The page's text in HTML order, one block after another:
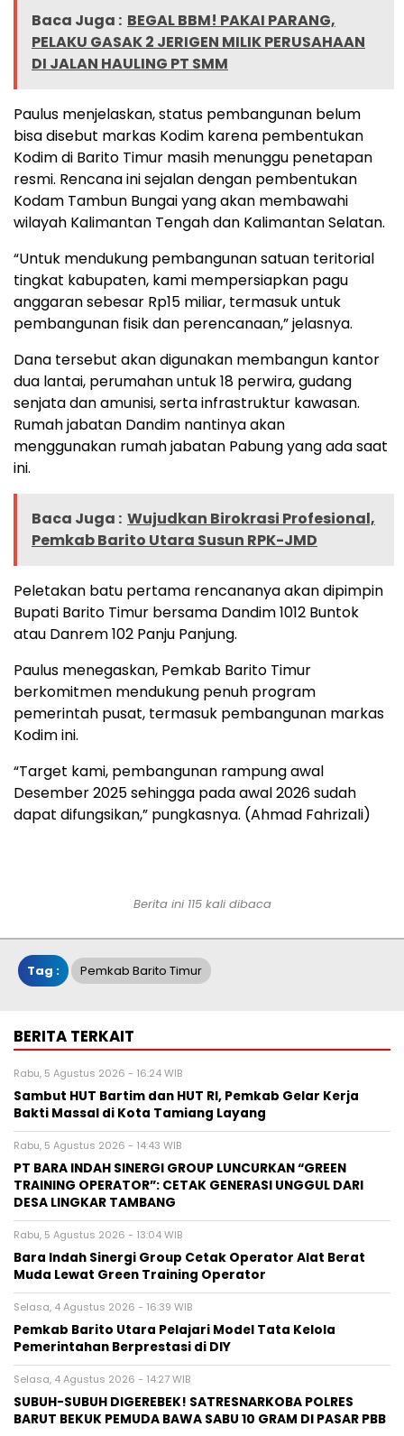
Baca Juga : BEGAL BBM! PAKAI PARANG,
PELAKU GASAK 2 JERIGEN MILIK PERUSAHAAN
DI JALAN HAULING PT SMM
Paulus menjelaskan, status pembangunan belum
bisa disebut markas Kodim karena pembentukan
Kodim di Barito Timur masih menunggu penetapan
resmi. Rencana ini sejalan dengan pembentukan
Kodam Tambun Bungai yang akan membawahi
wilayah Kalimantan Tengah dan Kalimantan Selatan.
“Untuk mendukung pembangunan satuan teritorial
tingkat kabupaten, kami mempersiapkan pagu
anggaran sebesar Rp15 miliar, termasuk untuk
pembangunan fisik dan perencanaan,” jelasnya.
Dana tersebut akan digunakan membangun kantor
dua lantai, perumahan untuk 18 perwira, gudang
senjata dan amunisi, serta infrastruktur kawasan.
Rumah jabatan Dandim nantinya akan
menggunakan rumah jabatan Pabung yang ada saat
ini.
Baca Juga : Wujudkan Birokrasi Profesional,
Pemkab Barito Utara Susun RPK-JMD
Peletakan batu pertama rencananya akan dipimpin
Bupati Barito Timur bersama Dandim 1012 Buntok
atau Danrem 102 Panju Panjung.
Paulus menegaskan, Pemkab Barito Timur
berkomitmen mendukung penuh program
pemerintah pusat, termasuk pembangunan markas
Kodim ini.
“Target kami, pembangunan rampung awal
Desember 2025 sehingga pada awal 2026 sudah
dapat difungsikan,” pungkasnya. (Ahmad Fahrizali)
Berita ini 115 kali dibaca
Tag : Pemkab Barito Timur
BERITA TERKAIT
Rabu, 5 Agustus 2026 - 16:24 WIB
Sambut HUT Bartim dan HUT RI, Pemkab Gelar Kerja
Bakti Massal di Kota Tamiang Layang
Rabu, 5 Agustus 2026 - 14:43 WIB
PT BARA INDAH SINERGI GROUP LUNCURKAN “GREEN
TRAINING OPERATOR”: CETAK GENERASI UNGGUL DARI
DESA LINGKAR TAMBANG
Rabu, 5 Agustus 2026 - 13:04 WIB
Bara Indah Sinergi Group Cetak Operator Alat Berat
Muda Lewat Green Training Operator
Selasa, 4 Agustus 2026 - 16:39 WIB
Pemkab Barito Utara Pelajari Model Tata Kelola
Pemerintahan Berprestasi di DIY
Selasa, 4 Agustus 2026 - 14:27 WIB
SUBUH-SUBUH DIGEREBEK! SATRESNARKOBA POLRES
BARUT BEKUK PEMUDA BAWA SABU 10 GRAM DI PASAR PBB